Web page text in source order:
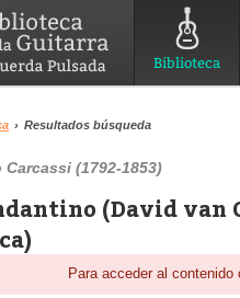
Biblioteca
› Resultados búsqueda
Carcassi (1792-1853)
(David
Para acceder al